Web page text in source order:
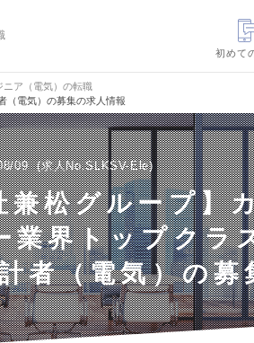
初めて
ア（電気）の転職
（電気）の募集の求人情報
09 求人No.SLKSV-Ele
兼松グループ】
業界トップクラ
者（電気）の募